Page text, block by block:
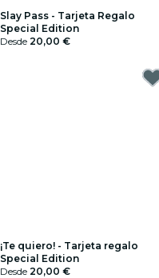
Slay Pass - Tarjeta Regalo
Special Edition
Desde 20,00 €
¡Te quiero! - Tarjeta regalo
Special Edition
Desde 20,00 €